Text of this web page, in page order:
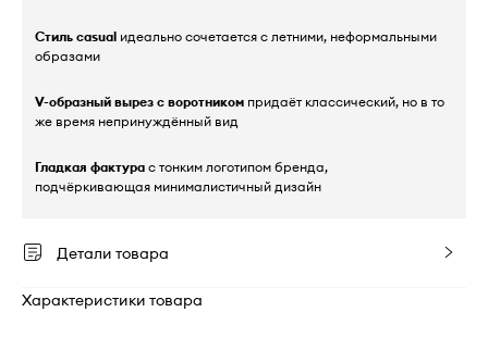
Стиль casual идеально сочетается с летними, неформальными
образами
V-образный вырез с воротником придаёт классический, но в то
же время непринуждённый вид
Гладкая фактура с тонким логотипом бренда,
подчёркивающая минималистичный дизайн
Детали товара
Характеристики товара